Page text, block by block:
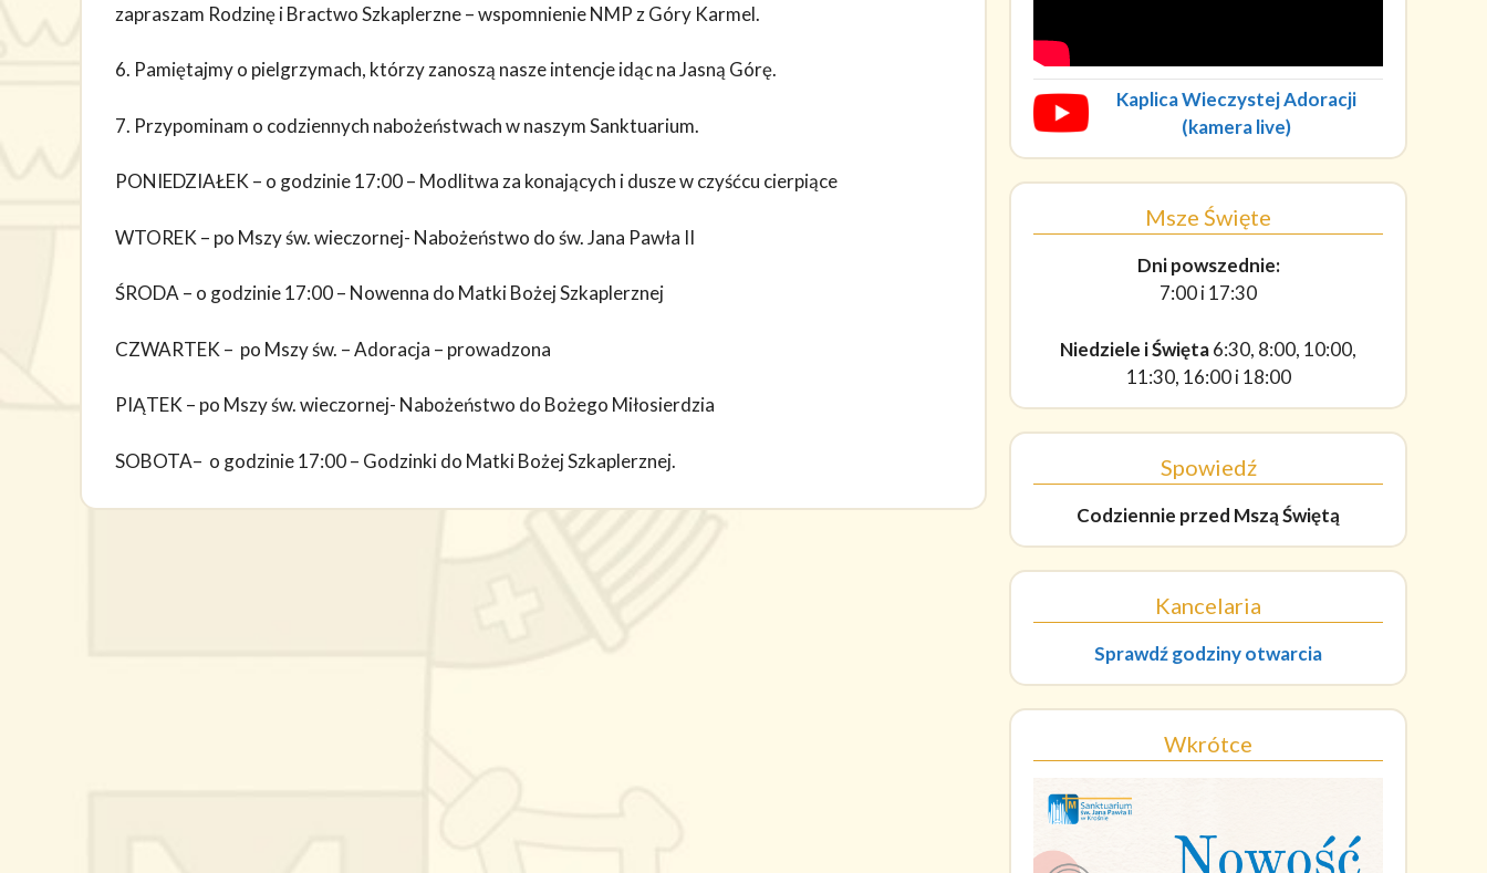
zapraszam Rodzinę i Bractwo Szkaplerzne – wspomnienie NMP z Góry Karmel.
6. Pamiętajmy o pielgrzymach, którzy zanoszą nasze intencje idąc na Jasną Górę.
7. Przypominam o codziennych nabożeństwach w naszym Sanktuarium.
PONIEDZIAŁEK – o godzinie 17:00 – Modlitwa za konających i dusze w czyśćcu cierpiące
WTOREK – po Mszy św. wieczornej- Nabożeństwo do św. Jana Pawła II
ŚRODA – o godzinie 17:00 – Nowenna do Matki Bożej Szkaplerznej
CZWARTEK – po Mszy św. – Adoracja – prowadzona
PIĄTEK – po Mszy św. wieczornej- Nabożeństwo do Bożego Miłosierdzia
SOBOTA– o godzinie 17:00 – Godzinki do Matki Bożej Szkaplerznej.
Kaplica Wieczystej Adoracji
(kamera live)
Msze Święte
Dni powszednie:
7:00 i 17:30
Niedziele i Święta6:30, 8:00, 10:00,
11:30, 16:00 i 18:00
Spowiedź
Codziennie przed Mszą Świętą
Kancelaria
Sprawdź godziny otwarcia
Wkrótce